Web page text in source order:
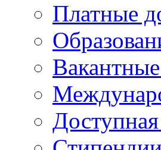
Платные